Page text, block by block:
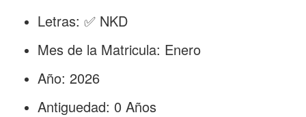
Letras: ✅ NKD
Mes de la Matricula: Enero
Año: 2026
Antiguedad: 0 Años